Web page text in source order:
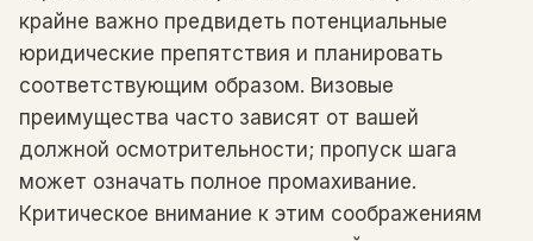
крайне важно предвидеть потенциальные
юридические препятствия и планировать
соответствующим образом. Визовые
преимущества часто зависят от вашей
должной осмотрительности; пропуск шага
может означать полное промахивание.
Критическое внимание к этим соображениям